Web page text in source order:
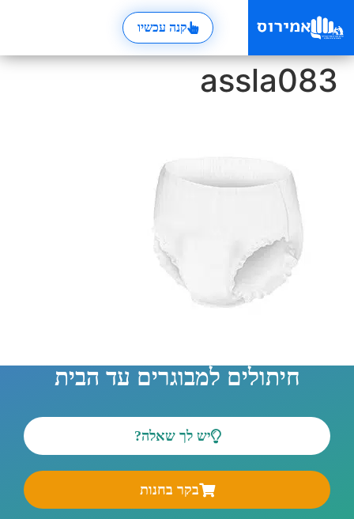
קנה עכשיו
assla083
חיתולים למבוגרים עד הבית
יש לך שאלה?
בקר בחנות